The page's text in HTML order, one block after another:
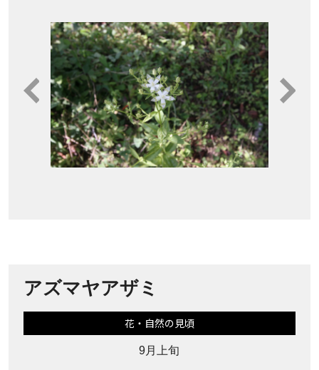
アズマヤアザミ
花・自然の見頃
9月上旬